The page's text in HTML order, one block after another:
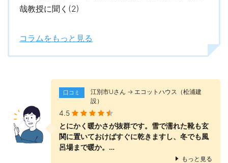
哉教授に聞く(2)
コラムをもっと見る
口コミ
江別市Uさん → エコットハウス（松浦建
設）
4.5
とにかく暖かさが抜群です。雪で濡れた靴も玄
関に置いておけばすぐに乾きますし、冬でも風
呂場まで暖か。…
もっと見る